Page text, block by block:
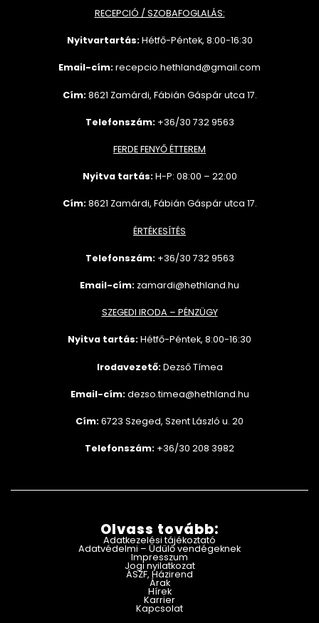
RECEPCIÓ / SZOBAFOGLALÁS:
Nyitvartartás:Hétfő-Péntek, 8:00-16:30
Email-cím:recepcio.hethland@gmail.com
Cím:8621 Zamárdi, Fábián Gáspár utca 17.
Telefonszám: +36/30 732 9563
FERDE FENYŐ ÉTTEREM
Nyitva tartás:H-P: 08:00 – 22:00
Cím:8621 Zamárdi, Fábián Gáspár utca 17.
ÉRTÉKESÍTÉS
Telefonszám: +36/30 7329563
Email-cím: zamardi@hethland.hu
SZEGEDI IRODA – PÉNZÜGY
Nyitva tartás:Hétfő-Péntek, 8:00-16:30
Irodavezető:Dezső Tímea
Email-cím: dezso.timea@hethland.hu
Cím:6723 Szeged, Szent László u. 20
Telefonszám: +36/30 208 3982
Olvass tovább:
Adatkezelési tájékoztató
Adatvédelmi – Üdülő vendégeknek
Impresszum
Jogi nyilatkozat
ÁSZF, Házirend
Árak
Hírek
Karrier
Kapcsolat